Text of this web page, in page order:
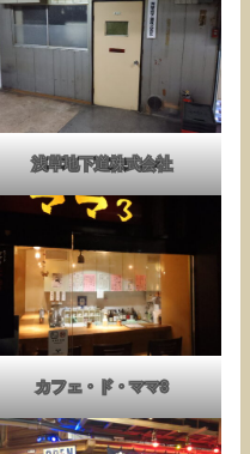
浅草地下道株式会社
カフェ・ド・ママ3